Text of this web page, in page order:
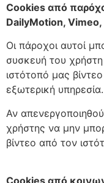
Cookies από
DailyMotion,
Οι πάροχοι αυτοί
συσκευή του
ιστότοπό μας
εξωτερική υπηρεσία.
Αν
χρήστης να μην
βίντεο από τον